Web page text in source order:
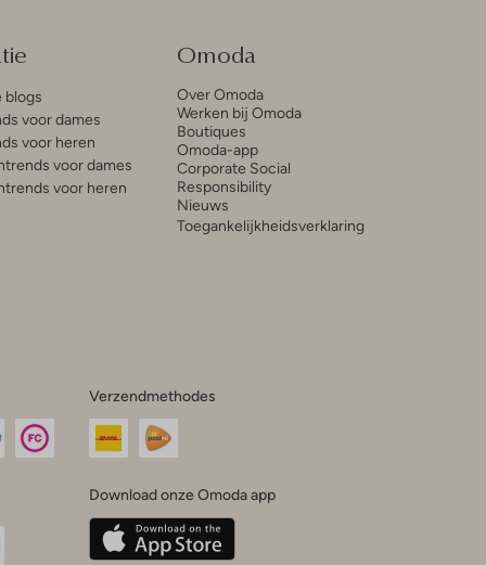
blogs
voor dames
voor heren
voor dames
voor heren
Omoda
Over Omoda
Werken bij Omoda
Boutiques
Omoda-app
Corporate Social
Responsibility
Nieuws
Toegankelijkheidsverklaring
Verzendmethodes
Download onze Omoda app